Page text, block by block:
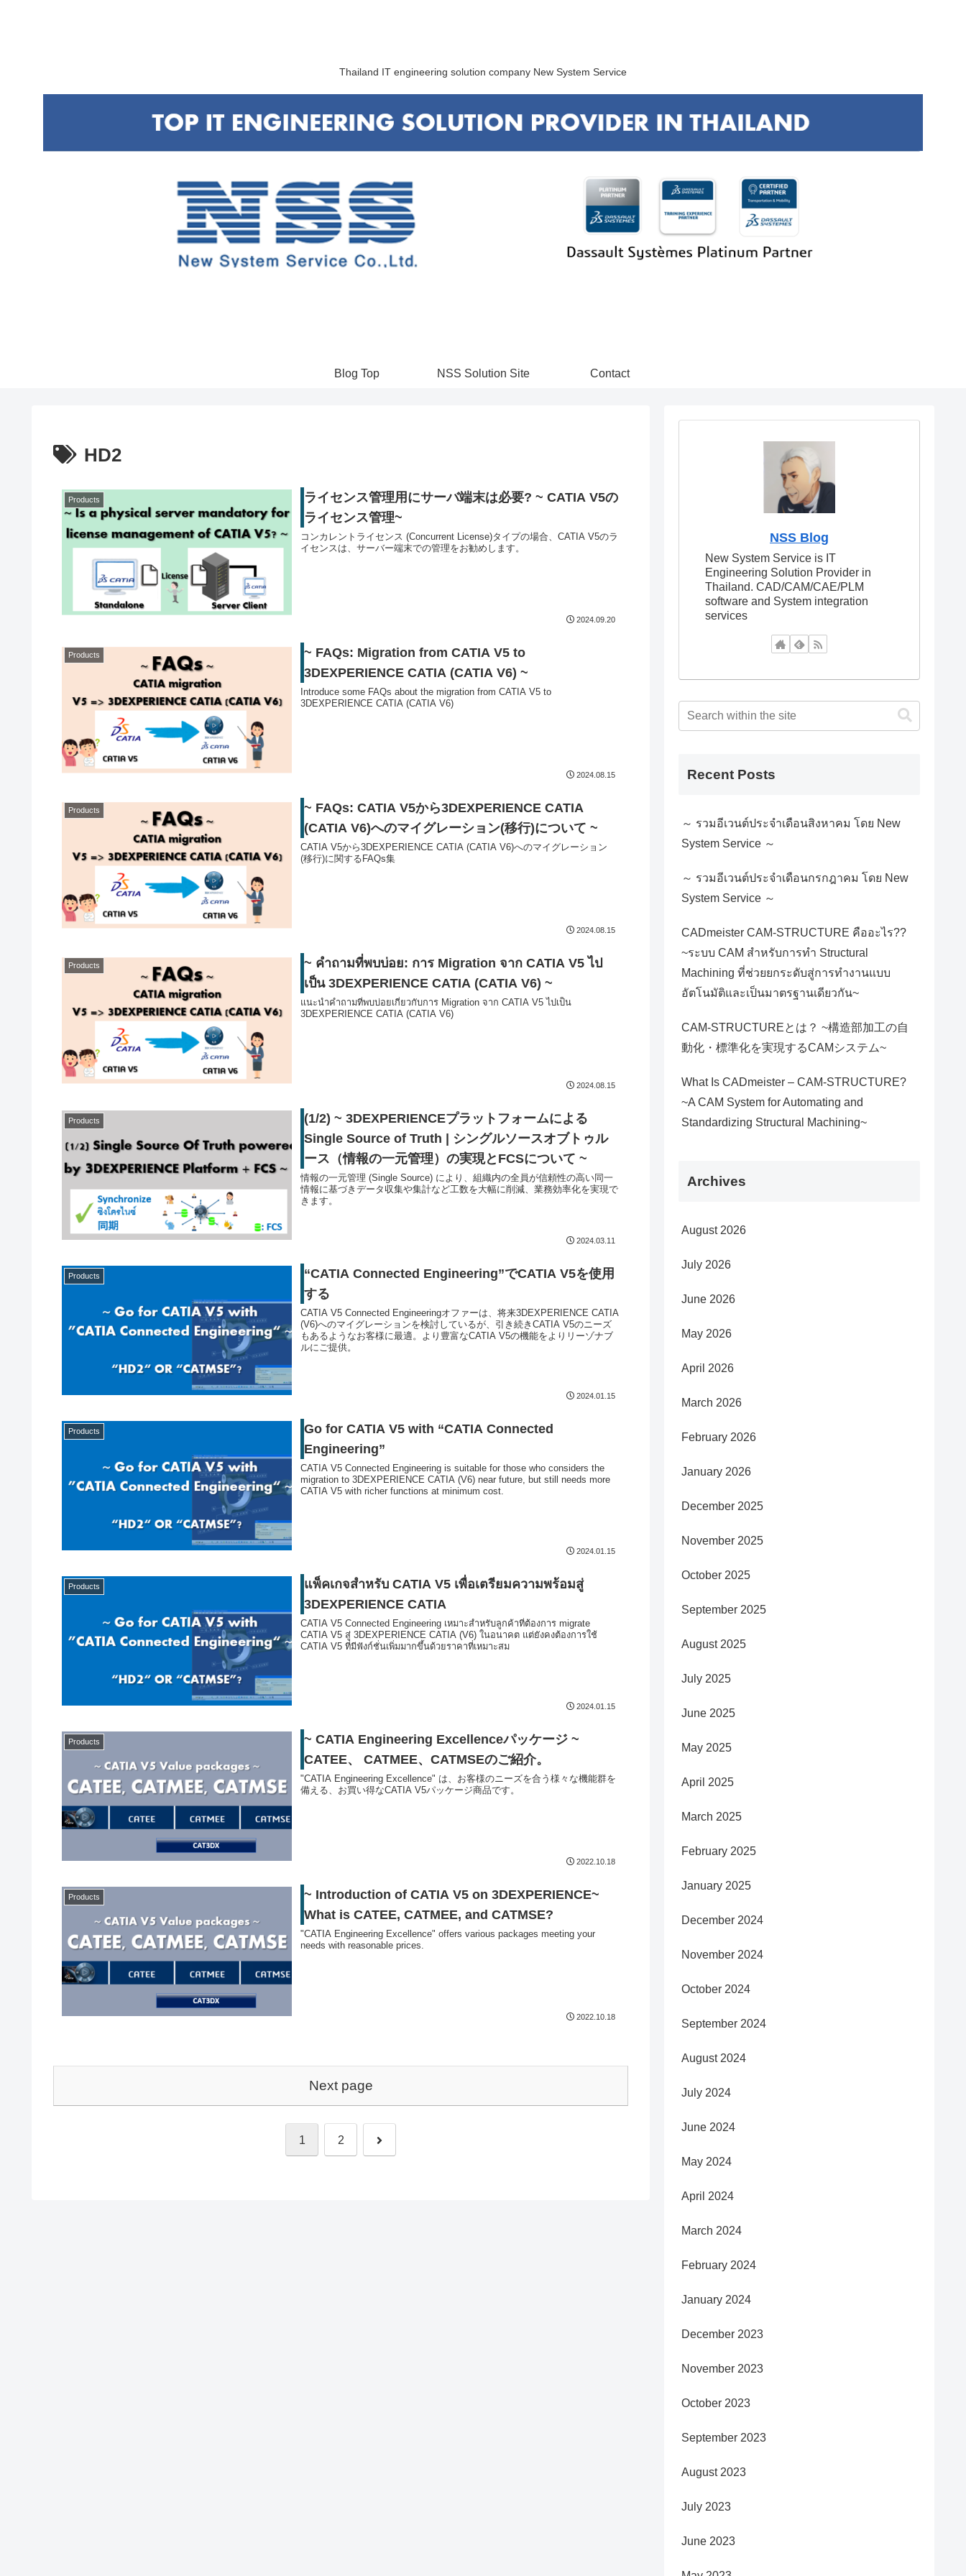
Thailand IT engineering solution company New System Service
Blog Top NSS Solution Site Contact
HD2
Products
ライセンス管理用にサーバ端末は必要? ~ CATIA V5の
ライセンス管理~
コンカレントライセンス (Concurrent License)タイプの場合、CATIA V5のラ
イセンスは、サーバー端末での管理をお勧めします。
2024.09.20
Products
~ FAQs: Migration from CATIA V5 to
3DEXPERIENCE CATIA (CATIA V6) ~
Introduce some FAQs about the migration from CATIA V5 to
3DEXPERIENCE CATIA (CATIA V6)
2024.08.15
Products
~ FAQs: CATIA V5から3DEXPERIENCE CATIA
(CATIA V6)へのマイグレーション(移行)について ~
CATIA V5から3DEXPERIENCE CATIA (CATIA V6)へのマイグレーション
(移行)に関するFAQs集
2024.08.15
Products
~ คำถามที่พบบ่อย: การ Migration จาก CATIA V5 ไป
เป็น 3DEXPERIENCE CATIA (CATIA V6) ~
แนะนำคำถามที่พบบ่อยเกี่ยวกับการ Migration จาก CATIA V5 ไปเป็น
3DEXPERIENCE CATIA (CATIA V6)
2024.08.15
Products
(1/2) ~ 3DEXPERIENCEプラットフォームによる
Single Source of Truth | シングルソースオブトゥル
ース（情報の一元管理）の実現とFCSについて ~
情報の一元管理 (Single Source) により、組織内の全員が信頼性の高い同一
情報に基づきデータ収集や集計など工数を大幅に削減、業務効率化を実現で
きます。
2024.03.11
Products
“CATIA Connected Engineering”でCATIA V5を使用
する
CATIA V5 Connected Engineeringオファーは、将来3DEXPERIENCE CATIA
(V6)へのマイグレーションを検討しているが、引き続きCATIA V5のニーズ
もあるようなお客様に最適。より豊富なCATIA V5の機能をよりリーゾナブ
ルにご提供。
2024.01.15
Products
Go for CATIA V5 with “CATIA Connected
Engineering”
CATIA V5 Connected Engineering is suitable for those who considers the
migration to 3DEXPERIENCE CATIA (V6) near future, but still needs more
CATIA V5 with richer functions at minimum cost.
2024.01.15
Products
แพ็คเกจสำหรับ CATIA V5 เพื่อเตรียมความพร้อมสู่
3DEXPERIENCE CATIA
CATIA V5 Connected Engineering เหมาะสำหรับลูกค้าที่ต้องการ migrate
CATIA V5 สู่ 3DEXPERIENCE CATIA (V6) ในอนาคต แต่ยังคงต้องการใช้
CATIA V5 ที่มีฟังก์ชั่นเพิ่มมากขึ้นด้วยราคาที่เหมาะสม
2024.01.15
Products
~ CATIA Engineering Excellenceパッケージ ~
CATEE、 CATMEE、CATMSEのご紹介。
"CATIA Engineering Excellence" は、お客様のニーズを合う様々な機能群を
備える、お買い得なCATIA V5パッケージ商品です。
2022.10.18
Products
~ Introduction of CATIA V5 on 3DEXPERIENCE~
What is CATEE, CATMEE, and CATMSE?
"CATIA Engineering Excellence" offers various packages meeting your
needs with reasonable prices.
2022.10.18
Next page
1 2 Next
NSS Blog
New System Service is IT
Engineering Solution Provider in
Thailand. CAD/CAM/CAE/PLM
software and System integration
services
Recent Posts
～ รวมอีเวนต์ประจำเดือนสิงหาคม โดย New
System Service ～
～ รวมอีเวนต์ประจำเดือนกรกฎาคม โดย New
System Service ～
CADmeister CAM-STRUCTURE คืออะไร??
~ระบบ CAM สำหรับการทำ Structural
Machining ที่ช่วยยกระดับสู่การทำงานแบบ
อัตโนมัติและเป็นมาตรฐานเดียวกัน~
CAM-STRUCTUREとは？ ~構造部加工の自
動化・標準化を実現するCAMシステム~
What Is CADmeister – CAM-STRUCTURE?
~A CAM System for Automating and
Standardizing Structural Machining~
Archives
August 2026
July 2026
June 2026
May 2026
April 2026
March 2026
February 2026
January 2026
December 2025
November 2025
October 2025
September 2025
August 2025
July 2025
June 2025
May 2025
April 2025
March 2025
February 2025
January 2025
December 2024
November 2024
October 2024
September 2024
August 2024
July 2024
June 2024
May 2024
April 2024
March 2024
February 2024
January 2024
December 2023
November 2023
October 2023
September 2023
August 2023
July 2023
June 2023